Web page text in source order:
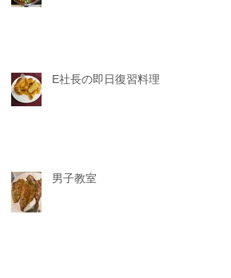
E社長の即日復習料理
男子教室